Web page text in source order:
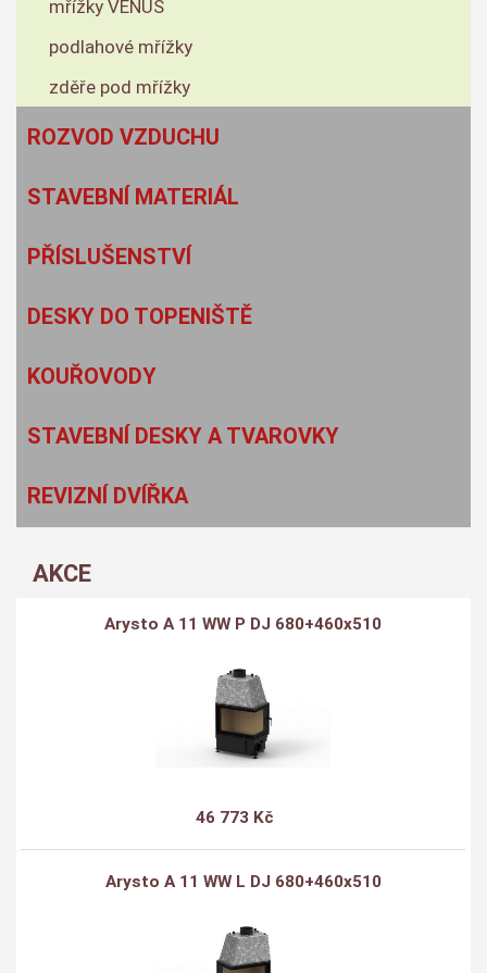
mřížky VENUS
podlahové mřížky
zděře pod mřížky
ROZVOD VZDUCHU
STAVEBNÍ MATERIÁL
PŘÍSLUŠENSTVÍ
DESKY DO TOPENIŠTĚ
KOUŘOVODY
STAVEBNÍ DESKY A TVAROVKY
REVIZNÍ DVÍŘKA
AKCE
Arysto A 11 WW P DJ 680+460x510
46 773 Kč
Arysto A 11 WW L DJ 680+460x510